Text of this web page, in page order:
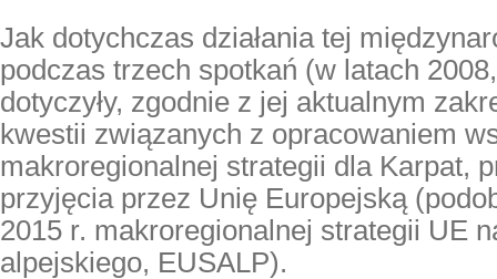
Jak dotychczas działania tej
podczas trzech spotkań (w latach
dotyczyły, zgodnie z jej aktualnym
kwestii związanych z opracowaniem
makroregionalnej strategii dla Karpat,
przyjęcia przez Unię Europejską
2015 r. makroregionalnej strategii UE
alpejskiego, EUSALP).